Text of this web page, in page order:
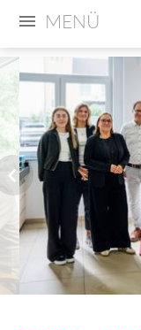
MENÜ